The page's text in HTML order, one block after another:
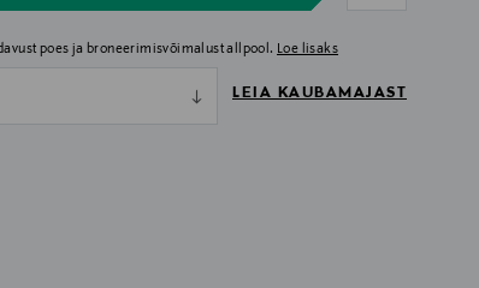
poes ja broneerimisvõimalust allpool. Loe lisaks
LEIA KAUBAMAJAST